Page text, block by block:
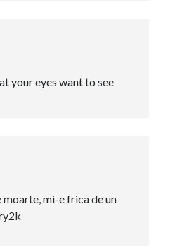
your eyes want to see
mi-e frica de un